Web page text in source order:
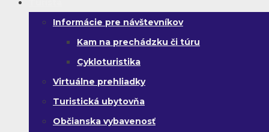
Informácie pre návštevníkov
Kam na prechádzku či túru
Cykloturistika
Virtuálne prehliadky
Turistická ubytovňa
Občianska vybavenosť